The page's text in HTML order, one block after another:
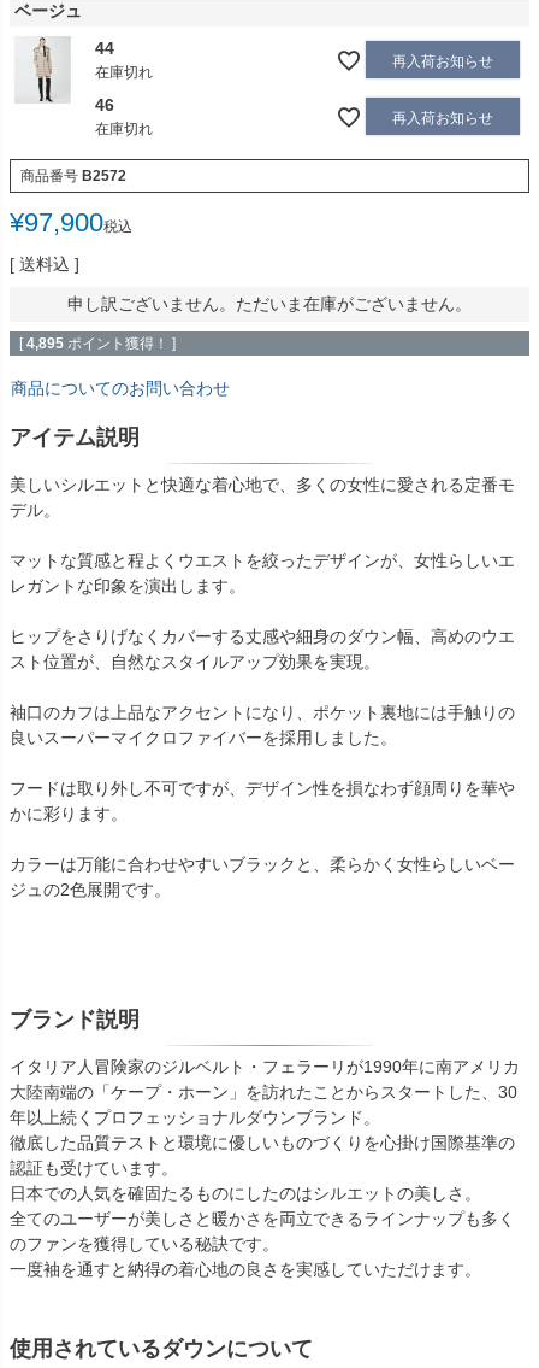
ベージュ
44
在庫切れ
再入荷お知らせ
46
在庫切れ
再入荷お知らせ
商品番号 B2572
¥97,900税込
送料込
申し訳ございません。ただいま在庫がございません。
[ 4,895 ポイント獲得！ ]
商品についてのお問い合わせ
アイテム説明
美しいシルエットと快適な着心地で、多くの女性に愛される定番モ
デル。
マットな質感と程よくウエストを絞ったデザインが、女性らしいエ
レガントな印象を演出します。
ヒップをさりげなくカバーする丈感や細身のダウン幅、高めのウエ
スト位置が、自然なスタイルアップ効果を実現。
袖口のカフは上品なアクセントになり、ポケット裏地には手触りの
良いスーパーマイクロファイバーを採用しました。
フードは取り外し不可ですが、デザイン性を損なわず顔周りを華や
かに彩ります。
カラーは万能に合わせやすいブラックと、柔らかく女性らしいベー
ジュの2色展開です。
ブランド説明
イタリア人冒険家のジルベルト・フェラーリが1990年に南アメリカ
大陸南端の「ケープ・ホーン」を訪れたことからスタートした、30
年以上続くプロフェッショナルダウンブランド。
徹底した品質テストと環境に優しいものづくりを心掛け国際基準の
認証も受けています。
日本での人気を確固たるものにしたのはシルエットの美しさ。
全てのユーザーが美しさと暖かさを両立できるラインナップも多く
のファンを獲得している秘訣です。
一度袖を通すと納得の着心地の良さを実感していただけます。
使用されているダウンについて